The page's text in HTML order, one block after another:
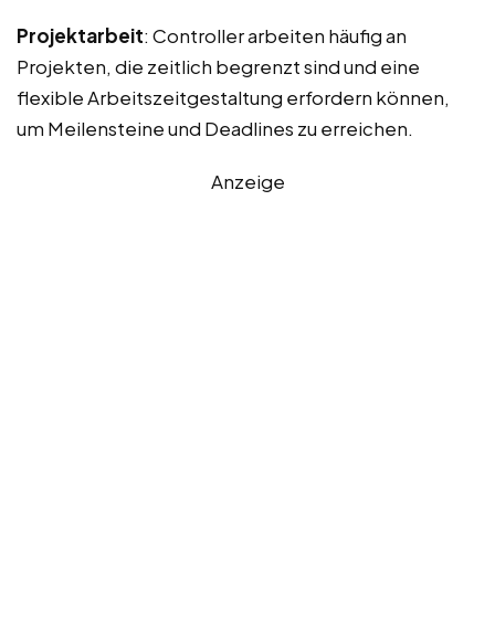
Projektarbeit: Controller arbeiten häufig an
Projekten, die zeitlich begrenzt sind und eine
flexible Arbeitszeitgestaltung erfordern können,
um Meilensteine und Deadlines zu erreichen.
Anzeige